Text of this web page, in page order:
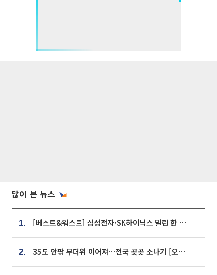
많이 본 뉴스
1. [베스트&워스트] 삼성전자·SK하이닉스 밀린 한 주…상상인증권은 85% 급등
2. 35도 안팎 무더위 이어져…전국 곳곳 소나기 [오늘 날씨]